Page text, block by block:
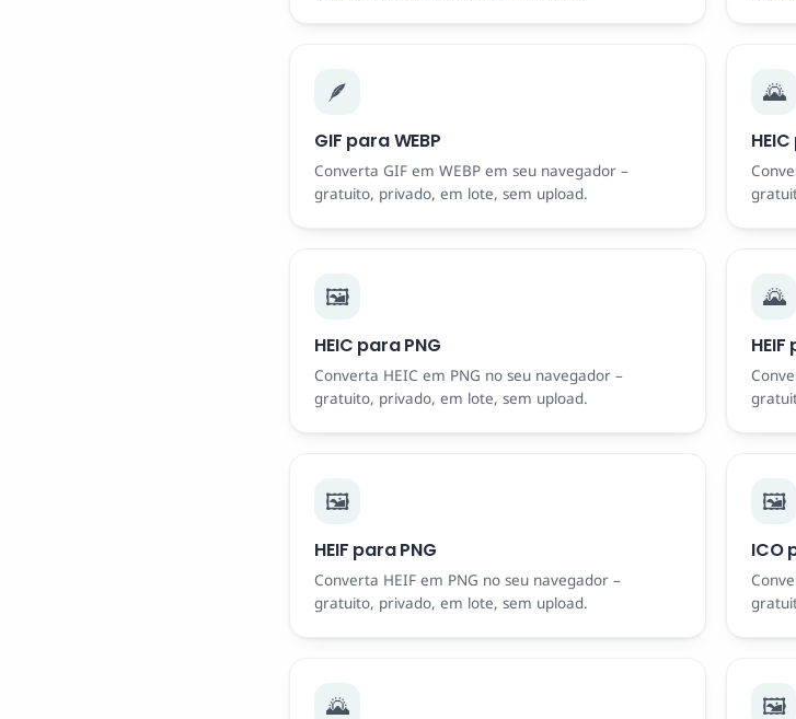
🪶
GIF para WEBP
Converta GIF em WEBP em seu navegador –
gratuito, privado, em lote, sem upload.
🌄
🖼️
HEIC para PNG
Converta HEIC em PNG no seu navegador –
gratuito, privado, em lote, sem upload.
🌄
🖼️
HEIF para PNG
Converta HEIF em PNG no seu navegador –
gratuito, privado, em lote, sem upload.
🖼️
ICO
🌄 🖼️